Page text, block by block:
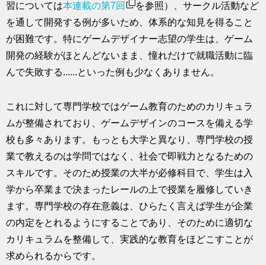
習については本連載の第7回
を参照）、サークル活動など
を通して開発する例が多いため、体系的な知見を得ること
が困難です。特にゲームデザイナー志望の学生は、ゲーム
開発の経験がほとんどないまま、憧れだけで就職活動に臨
んで失敗する......といった例も少なくありません。
これに対して専門学校ではゲーム教育のためのカリキュラ
ムが整備されており、ゲームデザインのコースを備える学
校も多々あります。もっとも大学と異なり、専門学校の授
業で教えるのは学問ではなく、社会で即戦力となるための
スキルです。そのため授業の大半が必修科目で、学生は入
学から卒業まで決まったレールの上で授業を履修していき
ます。専門学校の存在意義は、ひらたく言えば学生が企業
の内定をとれるようにすることであり、そのために適切な
カリキュラムを整備して、実践的な教育をほどこすことが
求められるからです。